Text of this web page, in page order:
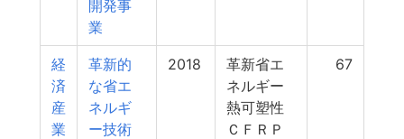
開発事
業
経
済
産
業
革新的
な省エ
ネルギ
ー技術
2018
革新省エ
ネルギー
熱可塑性
ＣＦＲＰ
67